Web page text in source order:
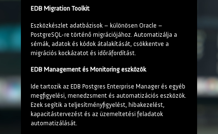
EDB Migration Toolkit
Eszközkészlet adatbázisok – különösen Oracle –
PostgreSQL-re történő migrációjához. Automatizálja a
sémák, adatok és kódok átalakítását, csökkentve a
migrációs kockázatot és időráfordítást.
EDB Management és Monitoring eszközök
Ide tartozik az EDB Postgres Enterprise Manager és egyéb
megfigyelési, menedzsment és automatizációs eszközök.
Ezek segítik a teljesítményfigyelést, hibakezelést,
kapacitástervezést és az üzemeltetési feladatok
automatizálását.